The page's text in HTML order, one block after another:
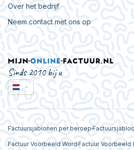
Over het bedrijf
Neem contact met ons op
Sinds 2010 bij u
Factuursjablonen per beroep
Factuur Voorbeeld Word Factuur Voorbeeld